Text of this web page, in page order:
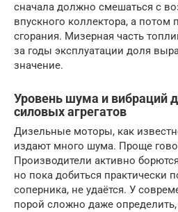
сначала должно смешаться с
впускного коллектора, а потом
сгорания. Мизерная часть
за годы эксплуатации доля
значение.
Уровень шума и вибраций
силовых агрегатов
Дизельные моторы, как
издают много шума. Проще
Производители активно
но пока добиться практически
соперника, не удаётся. У
порой сложно даже